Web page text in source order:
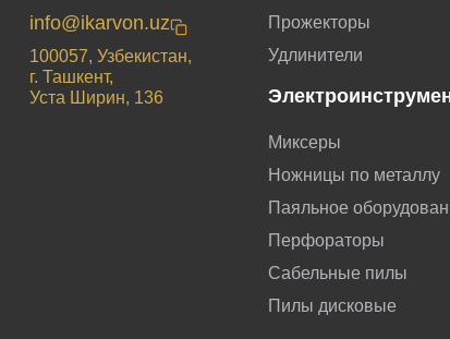
info@ikarvon.uz
100057, Узбекистан,
г. Ташкент,
Уста Ширин, 136
Прожекторы
Удлинители
Миксеры
Ножницы по металлу
Паяльное
Перфораторы
Сабельные пилы
Пилы дисковые